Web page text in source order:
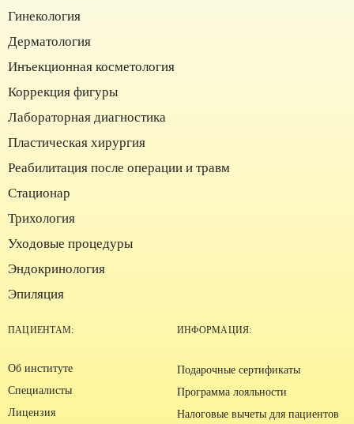
Гинекология
Дерматология
Инъекционная косметология
Коррекция фигуры
Лабораторная диагностика
Пластическая хирургия
Реабилитация после операции и травм
Стационар
Трихология
Уходовые процедуры
Эндокринология
Эпиляция
ПАЦИЕНТАМ:
Об институте
Специалисты
Лицензия
ИНФОРМАЦИЯ:
Подарочные сертификаты
Программа лояльности
Налоговые вычеты для пациентов